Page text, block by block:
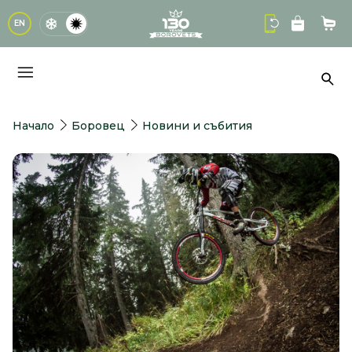
EN logo
Начало Боровец Новини и събития